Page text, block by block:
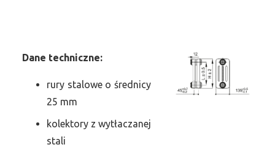
Dane techniczne:
rury stalowe o średnicy
25 mm
kolektory z wytłaczanej
stali